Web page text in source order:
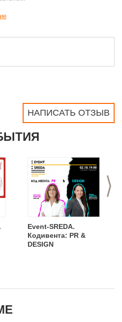
НАПИСАТЬ ОТЗЫВ
>
Event-SREDA.
Кодивента: PR &
DESIGN